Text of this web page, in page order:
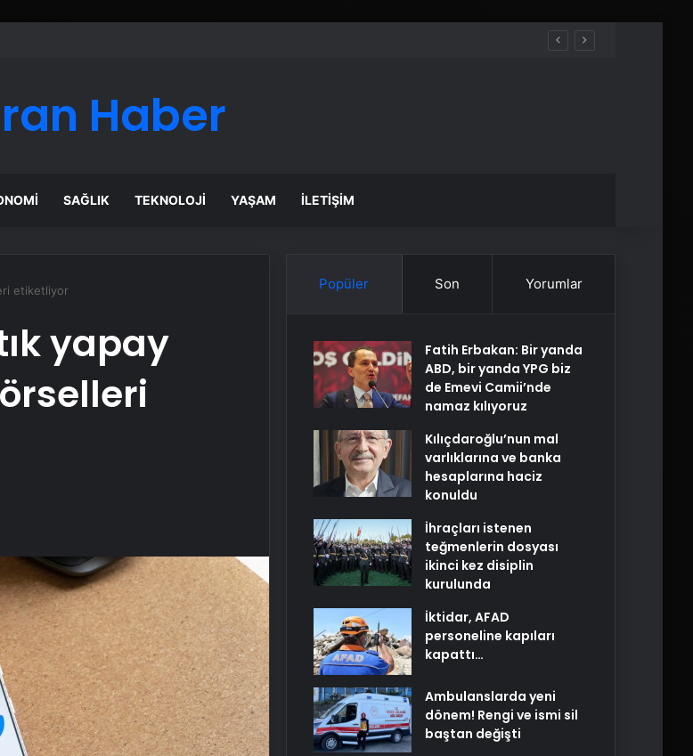
Haber
SAĞLIK TEKNOLOJI YAŞAM İLETIŞIM
etiketliyor
yapay
Popüler Son Yorumlar
Fatih Erbakan: Bir yanda
ABD, bir yanda YPG biz
de Emevi Camii’nde
namaz kılıyoruz
Kılıçdaroğlu’nun mal
varlıklarına ve banka
hesaplarına haciz
konuldu
İhraçları istenen
teğmenlerin dosyası
ikinci kez disiplin
kurulunda
İktidar, AFAD
personeline kapıları
kapattı…
Ambulanslarda yeni
dönem! Rengi ve ismi sil
baştan değişti